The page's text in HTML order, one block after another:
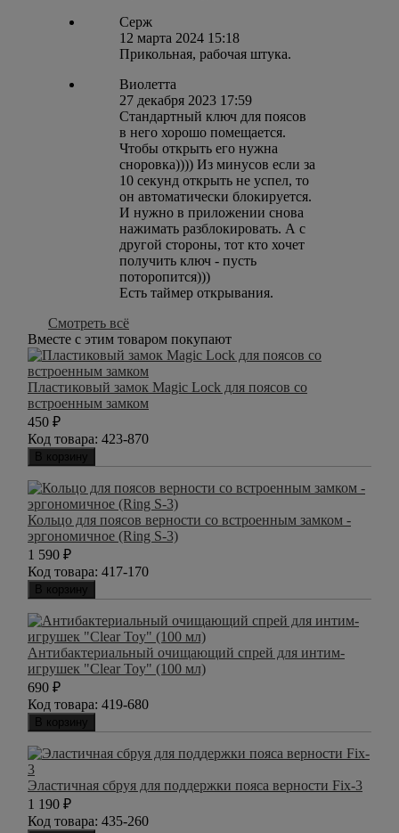
Серж
12 марта 2024 15:18
Прикольная, рабочая штука.
Виолетта
27 декабря 2023 17:59
Стандартный ключ для поясов
в него хорошо помещается.
Чтобы открыть его нужна
сноровка)))) Из минусов если за
10 секунд открыть не успел, то
он автоматически блокируется.
И нужно в приложении снова
нажимать разблокировать. А с
другой стороны, тот кто хочет
получить ключ - пусть
поторопится)))
Есть таймер открывания.
Смотреть всё
Вместе с этим товаром покупают
Пластиковый замок Magic Lock для поясов со
встроенным замком
450 ₽
Код товара: 423-870
В корзину
Кольцо для поясов верности со встроенным замком -
эргономичное (Ring S-3)
1 590 ₽
Код товара: 417-170
В корзину
Антибактериальный очищающий спрей для интим-
игрушек "Clear Toy" (100 мл)
690 ₽
Код товара: 419-680
В корзину
Эластичная сбруя для поддержки пояса верности Fix-3
1 190 ₽
Код товара: 435-260